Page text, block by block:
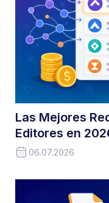
Las Mejores
Editores en
06.07.2026